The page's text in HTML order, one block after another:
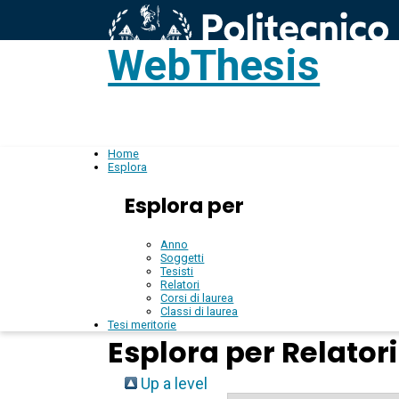
WebThesis
Home
Esplora
Esplora per
Anno
Soggetti
Tesisti
Relatori
Corsi di laurea
Classi di laurea
Tesi meritorie
Esplora per Relatori
Up a level